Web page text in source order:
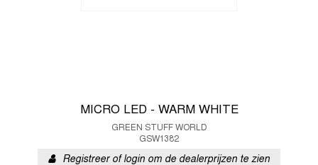
MICRO LED - WARM WHITE
GREEN STUFF WORLD
GSW1382
Registreer of login om de dealerprijzen te zien